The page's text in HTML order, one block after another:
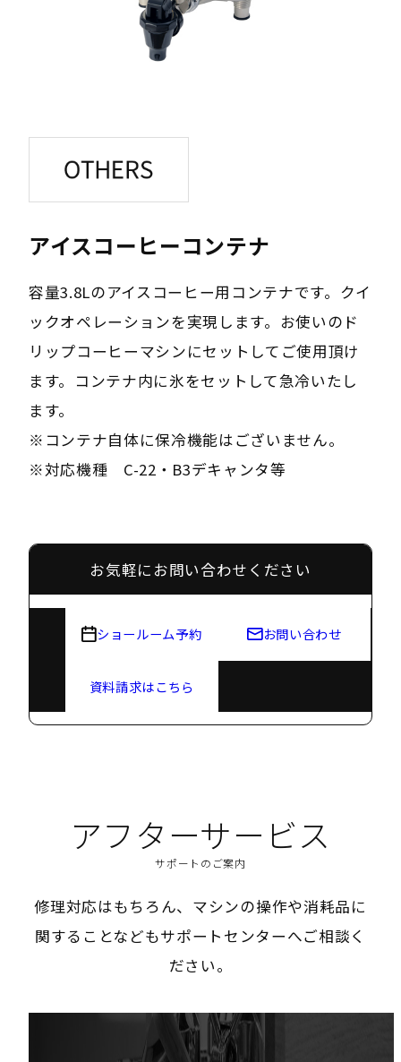
アイスコーヒーコンテナ
容量3.8Lのアイスコーヒー用コンテナです。クイ
ックオペレーションを実現します。お使いのド
リップコーヒーマシンにセットしてご使用頂け
ます。コンテナ内に氷をセットして急冷いたし
ます。
※コンテナ自体に保冷機能はございません。
※対応機種 C-22・B3デキャンタ等
お気軽にお問い合わせください
ショールーム予約 お問い合わせ
資料請求はこちら
アフターサービス
サポートのご案内
修理対応はもちろん、マシンの操作や消耗品に
関することなどもサポートセンターへご相談く
ださい。